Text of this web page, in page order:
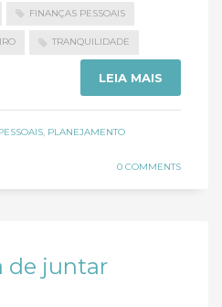
FINANÇAS PESSOAIS
TRANQUILIDADE
LEIA MAIS
PLANEJAMENTO
0 COMMENTS
de juntar